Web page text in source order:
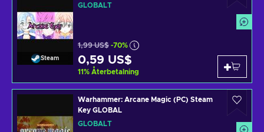
Steam
GLOBALT
1,99 US$ -70%
0,59 US$
11% Återbetalning
Warhammer: Arcane Magic (PC) Steam
Key GLOBAL
GLOBALT